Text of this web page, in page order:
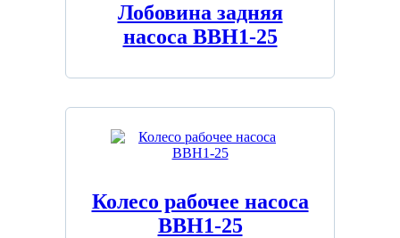
Лобовина задняя
насоса ВВН1-25
Колесо рабочее насоса
ВВН1-25